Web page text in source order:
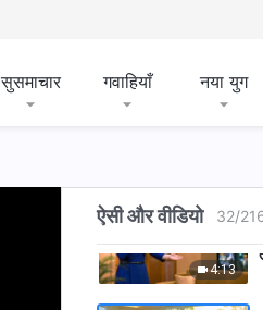
सुसमाचार गवाहियाँ नया युग
ऐसी और वीडियो 32/
4:13